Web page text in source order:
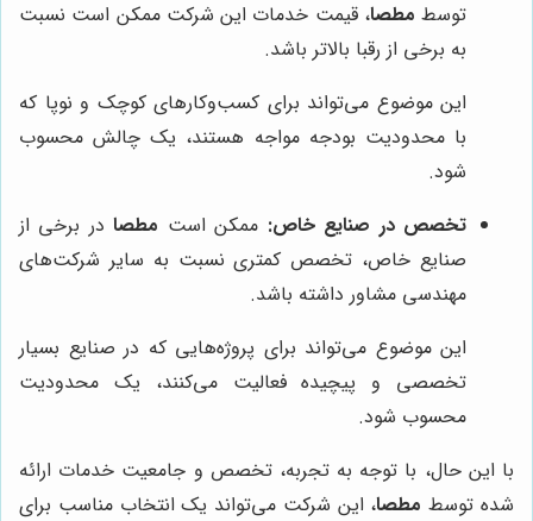
توسط مطصا، قیمت خدمات این شرکت ممکن است نسبت
به برخی از رقبا بالاتر باشد.
این موضوع می‌تواند برای کسب‌وکارهای کوچک و نوپا که
با محدودیت بودجه مواجه هستند، یک چالش محسوب
شود.
تخصص در صنایع خاص: ممکن است مطصادر برخی از
صنایع خاص، تخصص کمتری نسبت به سایر شرکت‌های
مهندسی مشاور داشته باشد.
این موضوع می‌تواند برای پروژه‌هایی که در صنایع بسیار
تخصصی و پیچیده فعالیت می‌کنند، یک محدودیت
محسوب شود.
با این حال، با توجه به تجربه، تخصص و جامعیت خدمات ارائه
شده توسط مطصا، این شرکت می‌تواند یک انتخاب مناسب برای